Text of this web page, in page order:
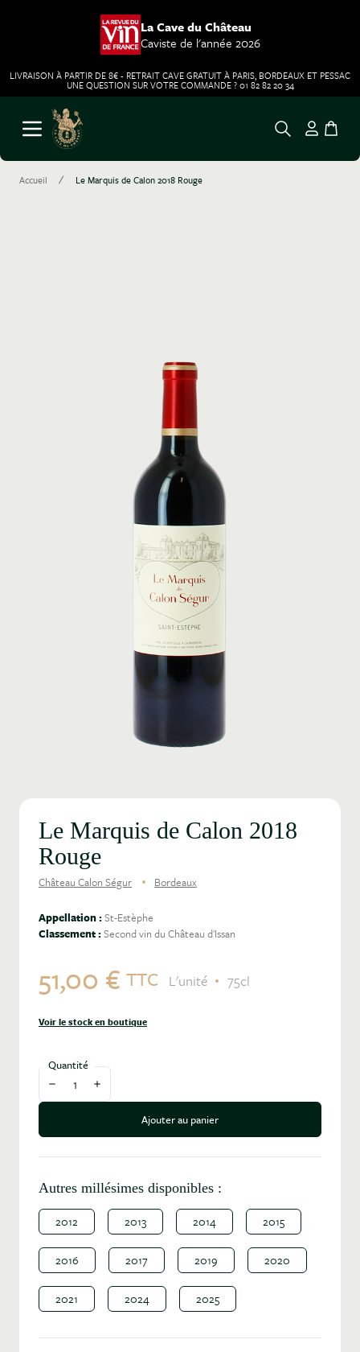
La Cave du Château
Caviste de l'année 2026
LIVRAISON À PARTIR DE 8€ - RETRAIT CAVE GRATUIT À PARIS, BORDEAUX ET PESSAC
UNE QUESTION SUR VOTRE COMMANDE ? 01 82 82 20 34
Aller au contenu
Ouvrir le menu
Accueil / Le Marquis de Calon 2018 Rouge
Le Marquis de Calon 2018
Rouge
Château Calon Ségur Bordeaux
Appellation :St-Estèphe
Classement :Second vin du Château d'Issan
51,00 € TTC L'unité 75cl
Voir le stock en boutique
Quantité
Diminuer la quantité
Augmenter la quantité
Ajouter au panier
Autres millésimes disponibles :
2012 2013 2014 2015
2016 2017 2019 2020
2021 2024 2025